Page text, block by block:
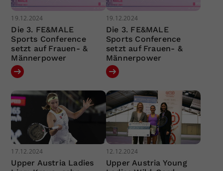
19.12.2024
Die 3. FE&MALE
Sports Conference
setzt auf Frauen- &
Männerpower
19.12.2024
Die 3. FE&MALE
Sports Conference
setzt auf Frauen- &
Männerpower
17.12.2024
Upper Austria Ladies
12.12.2024
Upper Austria Young